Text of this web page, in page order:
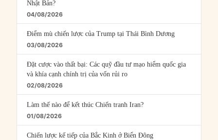
Nhật Bản?
04/08/2026
Điểm mù chiến lược của Trump tại Thái Bình Dương
03/08/2026
Đặt cược vào thất bại: Các quỹ đầu tư mạo hiểm quốc gia
và khía cạnh chính trị của vốn rủi ro
02/08/2026
Làm thế nào để kết thúc Chiến tranh Iran?
01/08/2026
Chiến lược kế tiếp của Bắc Kinh ở Biển Đông